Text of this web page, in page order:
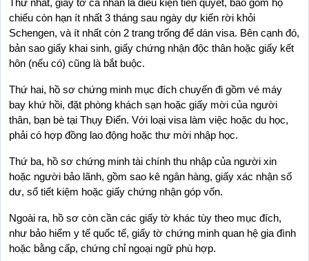
Thứ nhất, giấy tờ cá nhân là điều kiện tiên quyết, bao gồm hộ
chiếu còn hạn ít nhất 3 tháng sau ngày dự kiến rời khỏi
Schengen, và ít nhất còn 2 trang trống để dán visa. Bên cạnh đó,
bản sao giấy khai sinh, giấy chứng nhận độc thân hoặc giấy kết
hôn (nếu có) cũng là bắt buộc.
Thứ hai, hồ sơ chứng minh mục đích chuyến đi gồm vé máy
bay khứ hồi, đặt phòng khách sạn hoặc giấy mời của người
thân, bạn bè tại Thụy Điển. Với loại visa làm việc hoặc du học,
phải có hợp đồng lao động hoặc thư mời nhập học.
Thứ ba, hồ sơ chứng minh tài chính thu nhập của người xin
hoặc người bảo lãnh, gồm sao kê ngân hàng, giấy xác nhận số
dư, sổ tiết kiệm hoặc giấy chứng nhận góp vốn.
Ngoài ra, hồ sơ còn cần các giấy tờ khác tùy theo mục đích,
như bảo hiểm y tế quốc tế, giấy tờ chứng minh quan hệ gia đình
hoặc bằng cấp, chứng chỉ ngoại ngữ phù hợp.